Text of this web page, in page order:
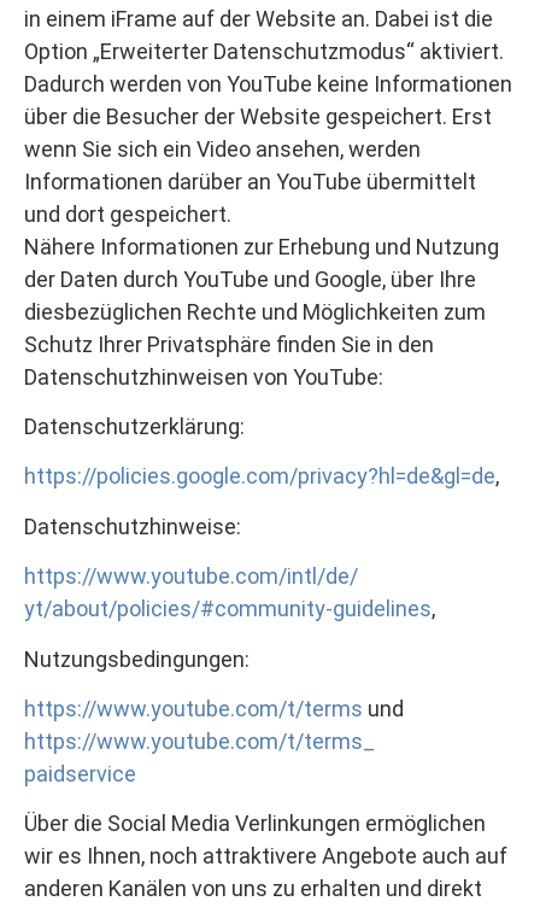
in einem iFrame auf der Website an. Dabei ist die
Option „Erweiterter Datenschutzmodus“ aktiviert.
Dadurch werden von YouTube keine Informationen
über die Besucher der Website gespeichert. Erst
wenn Sie sich ein Video ansehen, werden
Informationen darüber an YouTube übermittelt
und dort gespeichert.
Nähere Informationen zur Erhebung und Nutzung
der Daten durch YouTube und Google, über Ihre
diesbezüglichen Rechte und Möglichkeiten zum
Schutz Ihrer Privatsphäre finden Sie in den
Datenschutzhinweisen von YouTube:
Datenschutzerklärung:
https://policies.google.com/privacy?hl=de&gl=de,
Datenschutzhinweise:
https://www.youtube.com/intl/de/
yt/about/policies/#community-guidelines,
Nutzungsbedingungen:
https://www.youtube.com/t/terms und
https://www.youtube.com/t/terms_
paidservice
Über die Social Media Verlinkungen ermöglichen
wir es Ihnen, noch attraktivere Angebote auch auf
anderen Kanälen von uns zu erhalten und direkt